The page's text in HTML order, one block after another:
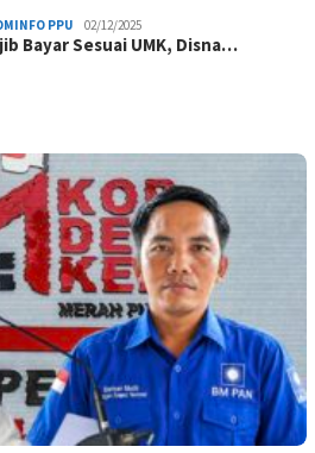
PPU 02/12/2025
Bayar Sesuai UMK, Disna…